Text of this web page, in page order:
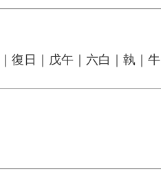
｜復日｜戊午｜六白｜執｜牛